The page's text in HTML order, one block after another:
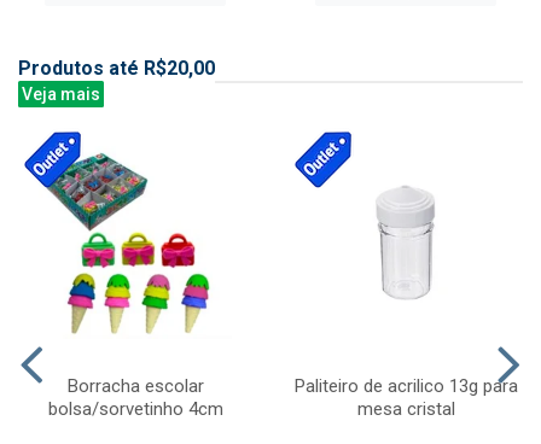
Produtos até R$20,00
Veja mais
Borracha escolar
bolsa/sorvetinho 4cm
Paliteiro de acrilico 13g para
mesa cristal